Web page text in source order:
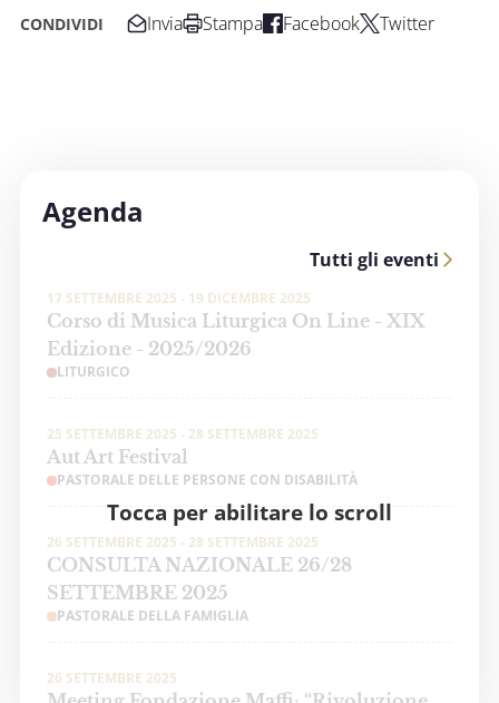
CONDIVIDI Invia Stampa Facebook Twitter
Agenda
Tutti gli eventi
Tocca per abilitare lo scroll
17 SETTEMBRE 2025 - 19 DICEMBRE 2025
Corso di Musica Liturgica On Line - XIX
Edizione - 2025/2026
LITURGICO
25 SETTEMBRE 2025 - 28 SETTEMBRE 2025
Aut Art Festival
PASTORALE DELLE PERSONE CON DISABILITÀ
26 SETTEMBRE 2025 - 28 SETTEMBRE 2025
CONSULTA NAZIONALE 26/28
SETTEMBRE 2025
PASTORALE DELLA FAMIGLIA
26 SETTEMBRE 2025